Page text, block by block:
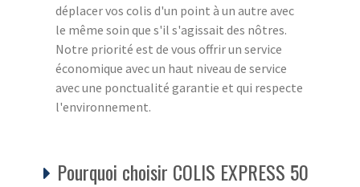
déplacer vos colis d'un point à un autre avec
le même soin que s'il s'agissait des nôtres.
Notre priorité est de vous offrir un service
économique avec un haut niveau de service
avec une ponctualité garantie et qui respecte
l'environnement.
Pourquoi choisir COLIS EXPRESS 50